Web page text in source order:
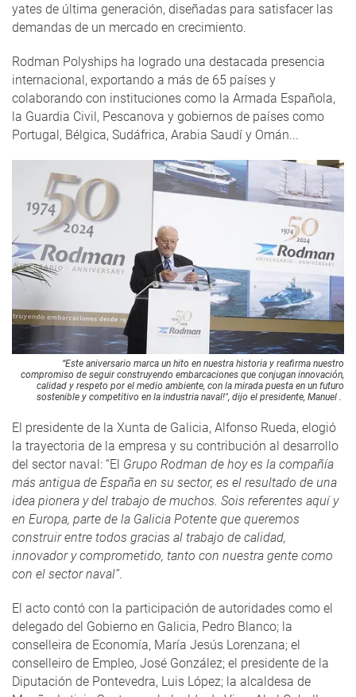
yates de última generación, diseñadas para satisfacer las
demandas de un mercado en crecimiento.
Rodman Polyships ha logrado una destacada presencia
internacional, exportando a más de 65 países y
colaborando con instituciones como la Armada Española,
la Guardia Civil, Pescanova y gobiernos de países como
Portugal, Bélgica, Sudáfrica, Arabia Saudí y Omán...
“Este aniversario marca un hito en nuestra historia y reafirma nuestro
compromiso de seguir construyendo embarcaciones que conjugan innovación,
calidad y respeto por el medio ambiente, con la mirada puesta en un futuro
sostenible y competitivo en la industria naval!", dijo el presidente, Manuel .
El presidente de la Xunta de Galicia, Alfonso Rueda, elogió
la trayectoria de la empresa y su contribución al desarrollo
del sector naval: “El Grupo Rodman de hoy es la compañía
más antigua de España en su sector, es el resultado de una
idea pionera y del trabajo de muchos. Sois referentes aquí y
en Europa, parte de la Galicia Potente que queremos
construir entre todos gracias al trabajo de calidad,
innovador y comprometido, tanto con nuestra gente como
con el sector naval”.
El acto contó con la participación de autoridades como el
delegado del Gobierno en Galicia, Pedro Blanco; la
conselleira de Economía, María Jesús Lorenzana; el
conselleiro de Empleo, José González; el presidente de la
Diputación de Pontevedra, Luis López; la alcaldesa de